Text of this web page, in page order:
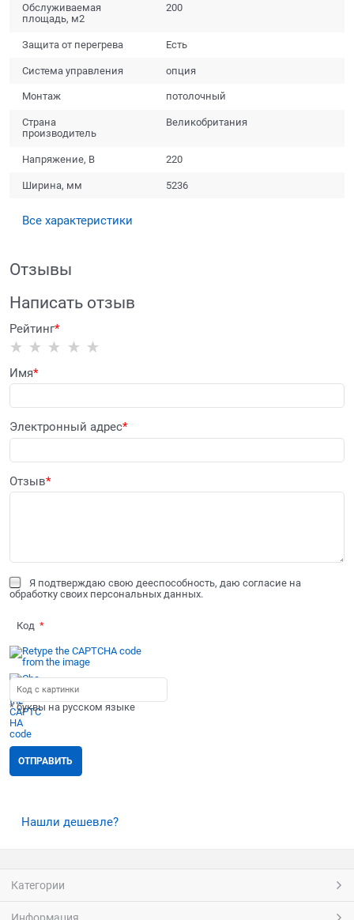
Обслуживаемая
площадь, м2
200
Защита от перегрева Есть
Система управления опция
Монтаж потолочный
Страна
производитель
Великобритания
Напряжение, В 220
Ширина, мм 5236
Все характеристики
Отзывы
Написать отзыв
Рейтинг
Имя
Электронный адрес
Отзыв
Я подтверждаю свою дееспособность, даю согласие на
обработку своих персональных данных.
Код
* буквы на русском языке
Нашли дешевле?
Категории